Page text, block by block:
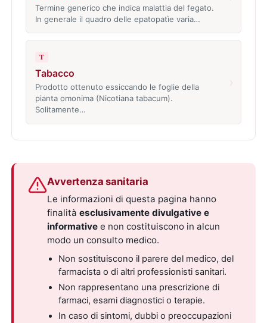
Termine generico che indica malattia del fegato.
In generale il quadro delle epatopatìe varia…
T
Tabacco
Prodotto ottenuto essiccando le foglie della
pianta omonima (Nicotiana tabacum).
Solitamente…
Avvertenza sanitaria
Le informazioni di questa pagina hanno
finalitàesclusivamente divulgative e
informative e non costituiscono in alcun
modo un consulto medico.
Non sostituiscono il parere del medico, del
farmacista o di altri professionisti sanitari.
Non rappresentano una prescrizione di
farmaci, esami diagnostici o terapie.
In caso di sintomi, dubbi o preoccupazioni